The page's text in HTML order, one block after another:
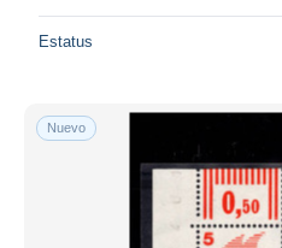
Estatus
Nuevo